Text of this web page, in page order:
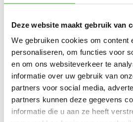
Deze website maakt gebruik van
We gebruiken cookies om content
personaliseren, om functies voor
en om ons websiteverkeer te
informatie over uw gebruik van
partners voor social media,
partners kunnen deze gegevens
informatie die u aan ze heeft
Goudhaantje Purple serie
De nieuwere lijn van
Purple serie die in 2017
gebracht – is speciaal
verwerking van
Daarnaast wordt deze
aanbevolen voor
een lage viscositeit.